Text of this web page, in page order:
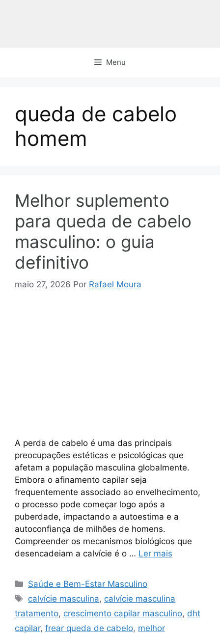
Menu
queda de cabelo
homem
Melhor suplemento
para queda de cabelo
masculino: o guia
definitivo
maio 27, 2026 Por Rafael Moura
A perda de cabelo é uma das principais
preocupações estéticas e psicológicas que
afetam a população masculina globalmente.
Embora o afinamento capilar seja
frequentemente associado ao envelhecimento,
o processo pode começar logo após a
puberdade, impactando a autoestima e a
autoconfiança de milhões de homens.
Compreender os mecanismos biológicos que
desencadeiam a calvície é o … Ler mais
Categorias
Saúde e Bem-Estar Masculino
Tags
calvície masculina, calvície masculina
tratamento, crescimento capilar masculino, dht
capilar, frear queda de cabelo, melhor